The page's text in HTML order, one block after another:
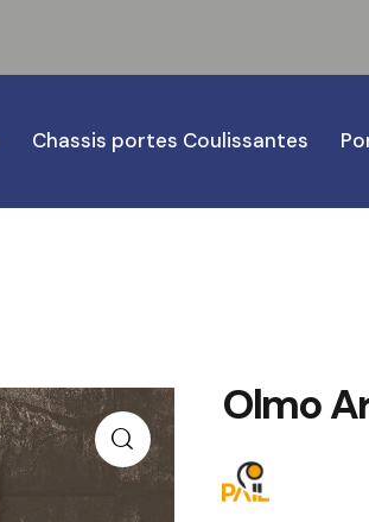
Chassis portes Coulissantes
🔍
Olmo